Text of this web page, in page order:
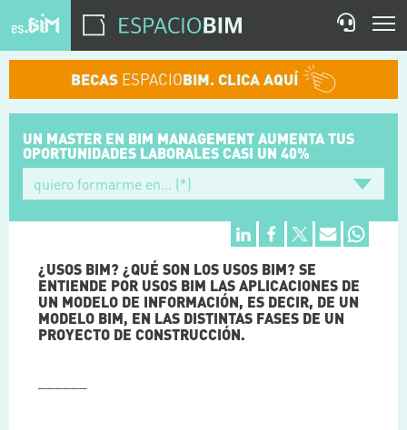
BECAS ESPACIOBIM. CLICA AQUÍ
UN MASTER EN BIM MANAGEMENTAUMENTA TUS
OPORTUNIDADES LABORALES CASI UN 40%
¿USOS BIM? ¿QUÉ SON LOS USOS BIM? SE
ENTIENDE POR USOS BIM LAS APLICACIONES DE
UN MODELO DE INFORMACIÓN, ES DECIR, DE UN
MODELO BIM, EN LAS DISTINTAS FASES DE UN
PROYECTO DE CONSTRUCCIÓN.